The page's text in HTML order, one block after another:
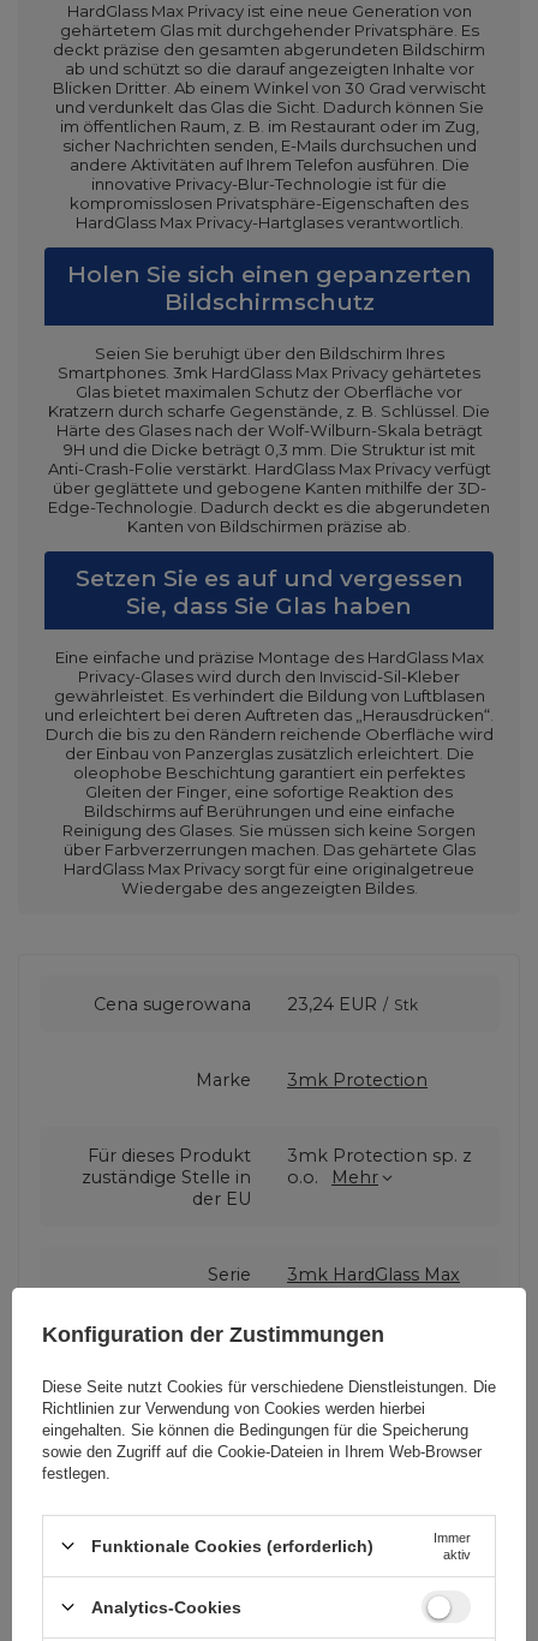
HardGlass Max Privacy ist eine neue Generation von
gehärtetem Glas mit durchgehender Privatsphäre. Es
deckt präzise den gesamten abgerundeten Bildschirm
ab und schützt so die darauf angezeigten Inhalte vor
Blicken Dritter. Ab einem Winkel von 30 Grad verwischt
und verdunkelt das Glas die Sicht. Dadurch können Sie
im öffentlichen Raum, z. B. im Restaurant oder im Zug,
sicher Nachrichten senden, E-Mails durchsuchen und
andere Aktivitäten auf Ihrem Telefon ausführen. Die
innovative Privacy-Blur-Technologie ist für die
kompromisslosen Privatsphäre-Eigenschaften des
HardGlass Max Privacy-Hartglases verantwortlich.
Holen Sie sich einen gepanzerten
Bildschirmschutz
Seien Sie beruhigt über den Bildschirm Ihres
Smartphones. 3mk HardGlass Max Privacy gehärtetes
Glas bietet maximalen Schutz der Oberfläche vor
Kratzern durch scharfe Gegenstände, z. B. Schlüssel. Die
Härte des Glases nach der Wolf-Wilburn-Skala beträgt
9H und die Dicke beträgt 0,3 mm. Die Struktur ist mit
Anti-Crash-Folie verstärkt. HardGlass Max Privacy verfügt
über geglättete und gebogene Kanten mithilfe der 3D-
Edge-Technologie. Dadurch deckt es die abgerundeten
Kanten von Bildschirmen präzise ab.
Setzen Sie es auf und vergessen
Sie, dass Sie Glas haben
Eine einfache und präzise Montage des HardGlass Max
Privacy-Glases wird durch den Inviscid-Sil-Kleber
gewährleistet. Es verhindert die Bildung von Luftblasen
und erleichtert bei deren Auftreten das „Herausdrücken“.
Durch die bis zu den Rändern reichende Oberfläche wird
der Einbau von Panzerglas zusätzlich erleichtert. Die
oleophobe Beschichtung garantiert ein perfektes
Gleiten der Finger, eine sofortige Reaktion des
Bildschirms auf Berührungen und eine einfache
Reinigung des Glases. Sie müssen sich keine Sorgen
über Farbverzerrungen machen. Das gehärtete Glas
HardGlass Max Privacy sorgt für eine originalgetreue
Wiedergabe des angezeigten Bildes.
Cena sugerowana 23,24 EUR / Stk
Marke 3mk Protection
Für dieses Produkt
zuständige Stelle in
der EU
3mk Protection sp. z
o.o.
Mehr
Serie
3mk HardGlass Max
Verpackungshöhe in
21
Verpackungslänge in
1
Konfiguration der Zustimmungen
Diese Seite nutzt Cookies für verschiedene Dienstleistungen. Die
Richtlinien zur Verwendung von Cookies werden hierbei
eingehalten. Sie können die Bedingungen für die Speicherung
sowie den Zugriff auf die Cookie-Dateien in Ihrem Web-Browser
festlegen.
Funktionale Cookies (erforderlich)
Immer
aktiv
Analytics-Cookies